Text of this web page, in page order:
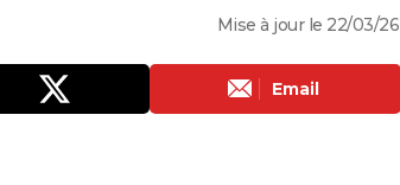
Mise à jour le 22/03/26
Email